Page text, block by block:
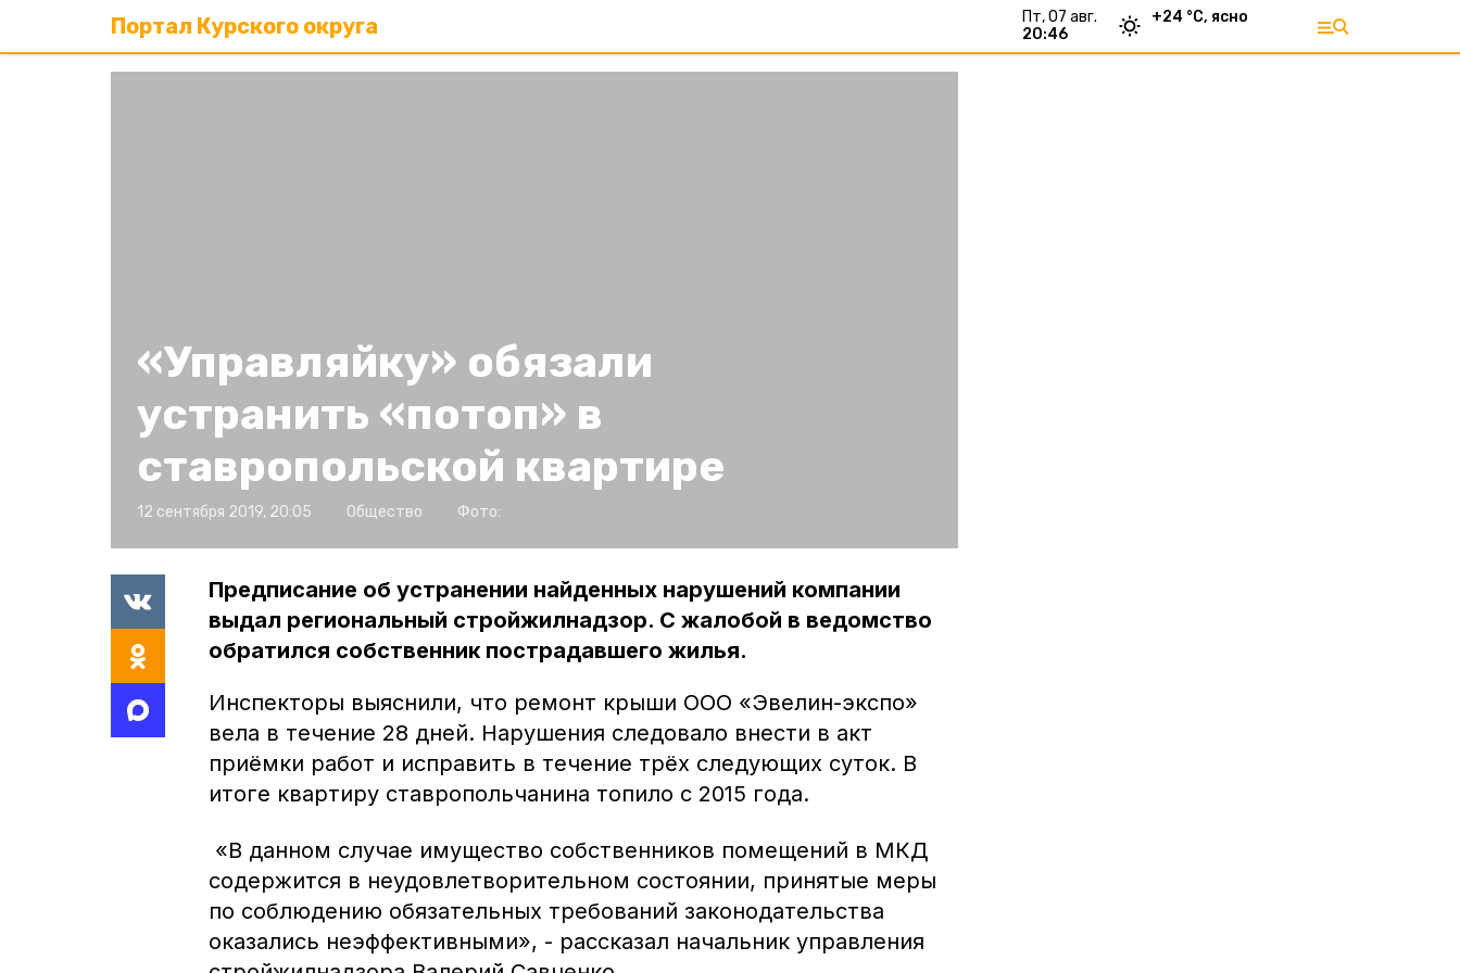
Портал Курского округа
пт, 07 авг.
20:46
+24 °С, ясно
«Управляйку» обязали
устранить «потоп» в
ставропольской квартире
12 сентября 2019, 20:05 Общество Фото:
Предписание об устранении найденных нарушений компании
выдал региональный стройжилнадзор. С жалобой в ведомство
обратился собственник пострадавшего жилья.
Инспекторы выяснили, что ремонт крыши ООО «Эвелин-экспо»
вела в течение 28 дней. Нарушения следовало внести в акт
приёмки работ и исправить в течение трёх следующих суток. В
итоге квартиру ставропольчанина топило с 2015 года.
«В данном случае имущество собственников помещений в МКД
содержится в неудовлетворительном состоянии, принятые меры
по соблюдению обязательных требований законодательства
оказались неэффективными», - рассказал начальник управления